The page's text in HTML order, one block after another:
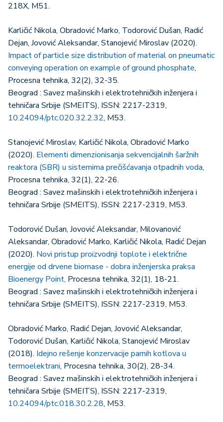
218X, M51.
Karličić Nikola, Obradović Marko, Todorović Dušan, Radić
Dejan, Jovović Aleksandar, Stanojević Miroslav (2020).
Impact of particle size distribution of material on pneumatic
conveying operation on example of ground phosphate,
Procesna tehnika, 32(2), 32-35.
Beograd : Savez mašinskih i elektrotehničkih inženjera i
tehničara Srbije (SMEITS), ISSN: 2217-2319,
10.24094/ptc.020.32.2.32, M53.
Stanojević Miroslav, Karličić Nikola, Obradović Marko
(2020). Elementi dimenzionisanja sekvencijalnih šaržnih
reaktora (SBR) u sistemima prečišćavanja otpadnih voda,
Procesna tehnika, 32(1), 22-26.
Beograd : Savez mašinskih i elektrotehničkih inženjera i
tehničara Srbije (SMEITS), ISSN: 2217-2319, M53.
Todorović Dušan, Jovović Aleksandar, Milovanović
Aleksandar, Obradović Marko, Karličić Nikola, Radić Dejan
(2020). Novi pristup proizvodnji toplote i električne
energije od drvene biomase - dobra inženjerska praksa
Bioenergy Point, Procesna tehnika, 32(1), 18-21.
Beograd : Savez mašinskih i elektrotehničkih inženjera i
tehničara Srbije (SMEITS), ISSN: 2217-2319, M53.
Obradović Marko, Radić Dejan, Jovović Aleksandar,
Todorović Dušan, Karličić Nikola, Stanojević Miroslav
(2018). Idejno rešenje konzervacije parnih kotlova u
termoelektrani, Procesna tehnika, 30(2), 28-34.
Beograd : Savez mašinskih i elektrotehničkih inženjera i
tehničara Srbije (SMEITS), ISSN: 2217-2319,
10.24094/ptc.018.30.2.28, M53.